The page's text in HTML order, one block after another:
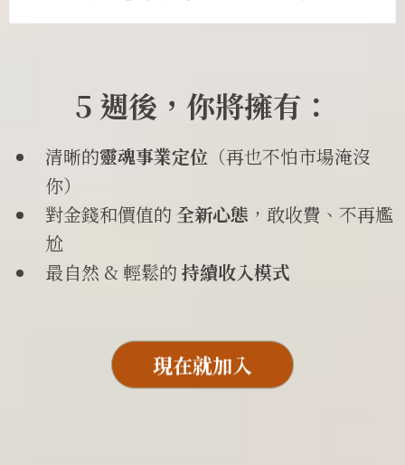
5 週後，你將擁有：
清晰的靈魂事業定位 （再也不怕市場淹沒
你）
對金錢和價值的 全新心態 ，敢收費、不再尷
尬
最自然 & 輕鬆的 持續收入模式
現在就加入